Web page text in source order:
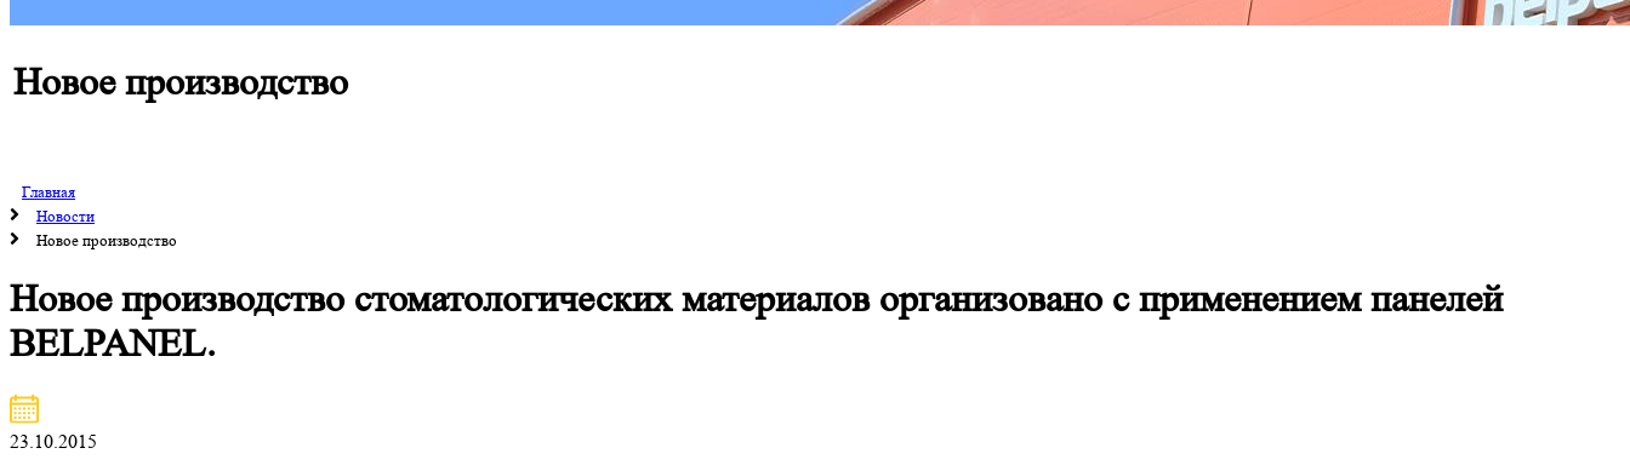
Новое производство
Главная
Новости
Новое производство
Новое производство стоматологических материалов организовано с применением панелей
BELPANEL.
23.10.2015